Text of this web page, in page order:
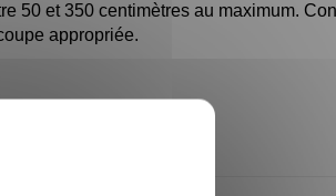
50 et 350 centimètres au maximum.
appropriée.